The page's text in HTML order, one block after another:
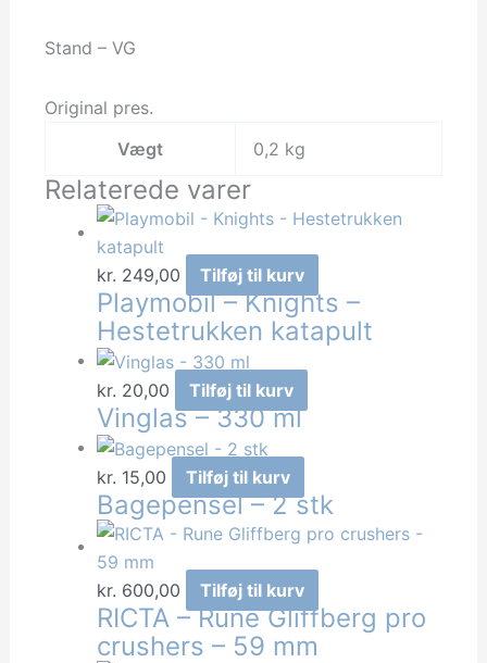
Stand – VG
Original pres.
Vægt
0,2 kg
Relaterede varer
kr. 249,00 Tilføj til kurv
Playmobil – Knights –
Hestetrukken katapult
kr. 20,00 Tilføj til kurv
Vinglas – 330 ml
kr. 15,00 Tilføj til kurv
Bagepensel – 2 stk
kr. 600,00 Tilføj til kurv
RICTA – Rune Gliffberg pro
crushers – 59 mm